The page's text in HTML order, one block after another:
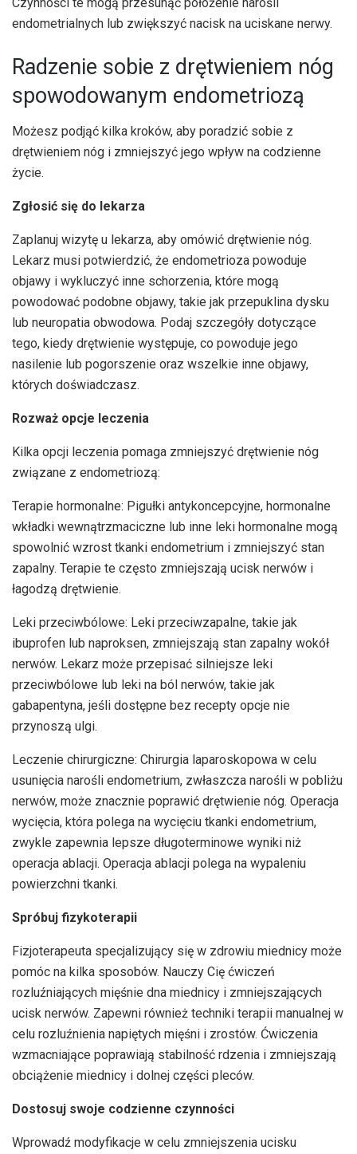
Czynności te mogą przesunąć położenie narośli
endometrialnych lub zwiększyć nacisk na uciskane nerwy.
Radzenie sobie z drętwieniem nóg
spowodowanym endometriozą
Możesz podjąć kilka kroków, aby poradzić sobie z
drętwieniem nóg i zmniejszyć jego wpływ na codzienne
życie.
Zgłosić się do lekarza
Zaplanuj wizytę u lekarza, aby omówić drętwienie nóg.
Lekarz musi potwierdzić, że endometrioza powoduje
objawy i wykluczyć inne schorzenia, które mogą
powodować podobne objawy, takie jak przepuklina dysku
lub neuropatia obwodowa. Podaj szczegóły dotyczące
tego, kiedy drętwienie występuje, co powoduje jego
nasilenie lub pogorszenie oraz wszelkie inne objawy,
których doświadczasz.
Rozważ opcje leczenia
Kilka opcji leczenia pomaga zmniejszyć drętwienie nóg
związane z endometriozą:
Terapie hormonalne: Pigułki antykoncepcyjne, hormonalne
wkładki wewnątrzmaciczne lub inne leki hormonalne mogą
spowolnić wzrost tkanki endometrium i zmniejszyć stan
zapalny. Terapie te często zmniejszają ucisk nerwów i
łagodzą drętwienie.
Leki przeciwbólowe: Leki przeciwzapalne, takie jak
ibuprofen lub naproksen, zmniejszają stan zapalny wokół
nerwów. Lekarz może przepisać silniejsze leki
przeciwbólowe lub leki na ból nerwów, takie jak
gabapentyna, jeśli dostępne bez recepty opcje nie
przynoszą ulgi.
Leczenie chirurgiczne: Chirurgia laparoskopowa w celu
usunięcia narośli endometrium, zwłaszcza narośli w pobliżu
nerwów, może znacznie poprawić drętwienie nóg. Operacja
wycięcia, która polega na wycięciu tkanki endometrium,
zwykle zapewnia lepsze długoterminowe wyniki niż
operacja ablacji. Operacja ablacji polega na wypaleniu
powierzchni tkanki.
Spróbuj fizykoterapii
Fizjoterapeuta specjalizujący się w zdrowiu miednicy może
pomóc na kilka sposobów. Nauczy Cię ćwiczeń
rozluźniających mięśnie dna miednicy i zmniejszających
ucisk nerwów. Zapewni również techniki terapii manualnej w
celu rozluźnienia napiętych mięśni i zrostów. Ćwiczenia
wzmacniające poprawiają stabilność rdzenia i zmniejszają
obciążenie miednicy i dolnej części pleców.
Dostosuj swoje codzienne czynności
Wprowadź modyfikacje w celu zmniejszenia ucisku